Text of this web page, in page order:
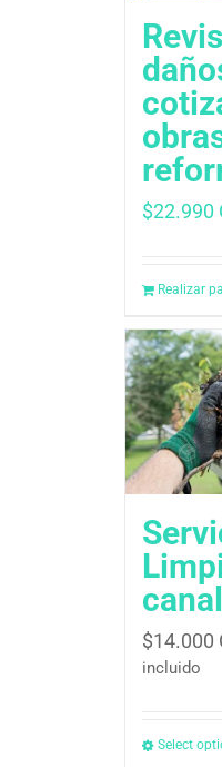
$22.990
Realizar
$14.000
incluido
Select